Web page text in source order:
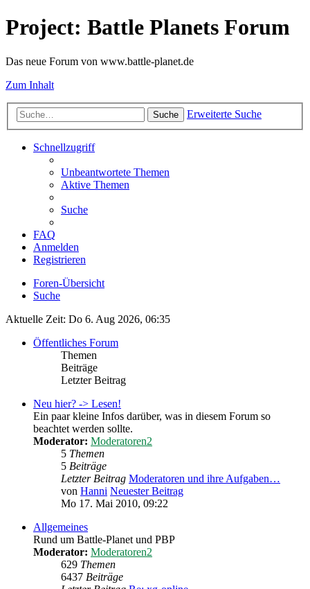
Project: Battle Planets Forum
Das neue Forum von www.battle-planet.de
Zum Inhalt
Suche Erweiterte Suche
Schnellzugriff
Unbeantwortete Themen
Aktive Themen
Suche
FAQ
Anmelden
Registrieren
Foren-Übersicht
Suche
Aktuelle Zeit: Do 6. Aug 2026, 06:35
Öffentliches Forum
Themen
Beiträge
Letzter Beitrag
Neu hier? -> Lesen!
Ein paar kleine Infos darüber, was in diesem Forum so
beachtet werden sollte.
Moderator: Moderatoren2
5 Themen
5 Beiträge
Letzter Beitrag Moderatoren und ihre Aufgaben…
von Hanni Neuester Beitrag
Mo 17. Mai 2010, 09:22
Allgemeines
Rund um Battle-Planet und PBP
Moderator: Moderatoren2
629 Themen
6437 Beiträge